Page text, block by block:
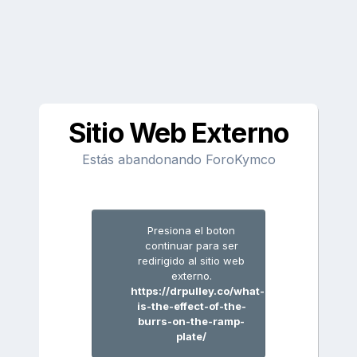
Sitio Web Externo
Estás abandonando ForoKymco
Presiona el boton
continuar para ser
redirigido al sitio web
externo.
https://drpulley.co/what-
is-the-effect-of-the-
burrs-on-the-ramp-
plate/